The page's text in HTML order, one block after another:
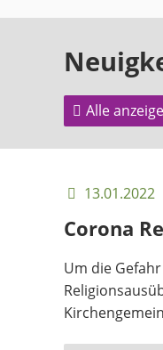
Überblick
Gremien
Pfarrer
Alle
13.01.2022
Corona
Um die